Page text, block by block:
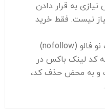
به قرار دادن
نیست. فقط خرید
2) لینک های رایگان به صورت نو فالو (nofollow)
کد لینک باکس در
و به محض حذف کد،